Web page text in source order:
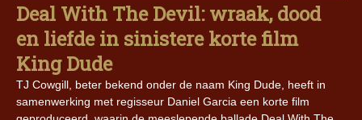
Deal With The Devil: wraak, dood
en liefde in sinistere korte film
King Dude
TJ Cowgill, beter bekend onder de naam King Dude, heeft in
samenwerking met regisseur Daniel Garcia een korte film